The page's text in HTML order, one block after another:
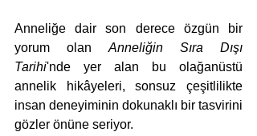
Anneliğe dair son derece özgün bir
yorum olan Anneliğin Sıra Dışı
Tarihi'nde yer alan bu olağanüstü
annelik hikâyeleri, sonsuz çeşitlilikte
insan deneyiminin dokunaklı bir tasvirini
gözler önüne seriyor.